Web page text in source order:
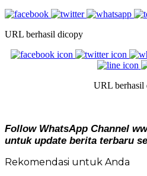
URL berhasil dicopy
URL berhasil
Follow WhatsApp Channel
untuk update berita terbaru
Rekomendasi untuk Anda